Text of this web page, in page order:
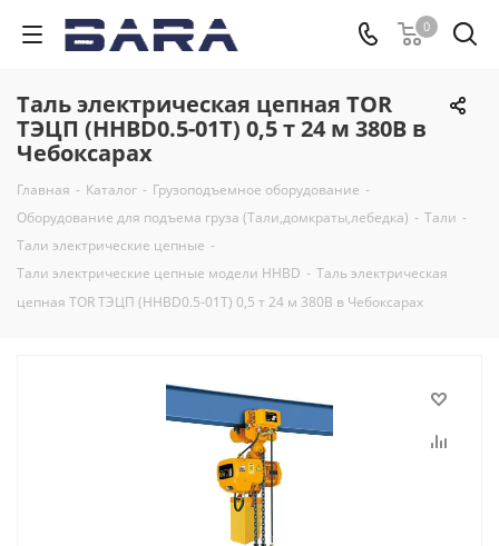
0
Таль электрическая цепная TOR
ТЭЦП (HHBD0.5-01T) 0,5 т 24 м 380В в
Чебоксарах
Главная - Каталог - Грузоподъемное оборудование -
Оборудование для подъема груза (Тали,домкраты,лебедка) - Тали -
Тали электрические цепные -
Тали электрические цепные модели HHBD - Таль электрическая
цепная TOR ТЭЦП (HHBD0.5-01T) 0,5 т 24 м 380В в Чебоксарах